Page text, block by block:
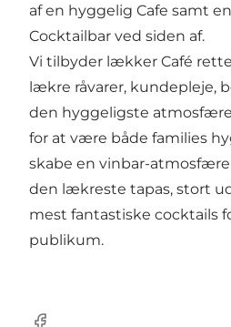
af en hyggelig Cafe samt
Cocktailbar ved siden af.
Vi tilbyder lækker Café
lækre råvarer, kundepleje,
den hyggeligste
for at være både families
skabe en vinbar-
den lækreste tapas, stort
mest fantastiske cocktails
publikum.